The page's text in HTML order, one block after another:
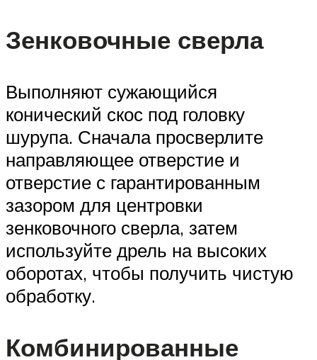
Зенковочные сверла
Выполняют сужающийся
конический скос под головку
шурупа. Сначала просверлите
направляющее отверстие и
отверстие с гарантированным
зазором для центровки
зенковочного сверла, затем
используйте дрель на высоких
оборотах, чтобы получить чистую
обработку.
Комбинированные